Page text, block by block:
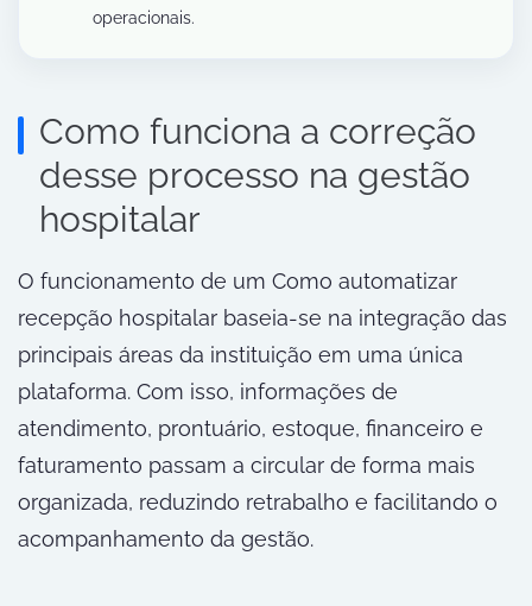
operacionais.
Como funciona a correção
desse processo na gestão
hospitalar
O funcionamento de um Como automatizar
recepção hospitalar baseia-se na integração das
principais áreas da instituição em uma única
plataforma. Com isso, informações de
atendimento, prontuário, estoque, financeiro e
faturamento passam a circular de forma mais
organizada, reduzindo retrabalho e facilitando o
acompanhamento da gestão.